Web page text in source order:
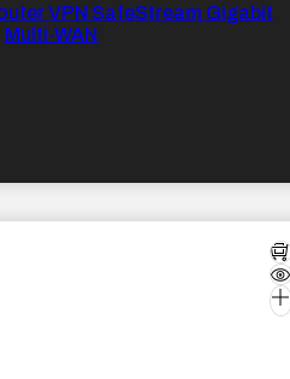
VPN SafeStream Gigabit
Multi-WAN